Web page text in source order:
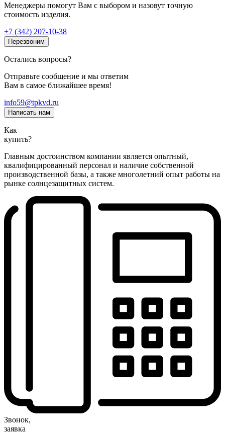
Менеджеры помогут Вам с выбором и назовут точную
стоимость изделия.
+7 (342) 207-10-38
Перезвоним
Остались вопросы?
Отправьте сообщение и мы ответим
Вам в самое ближайшее время!
info59@tpkvd.ru
Написать нам
Как
купить?
Главным достоинством компании является опытный,
квалифицированный персонал и наличие собственной
производственной базы, а также многолетний опыт работы на
рынке солнцезащитных систем.
Звонок,
заявка